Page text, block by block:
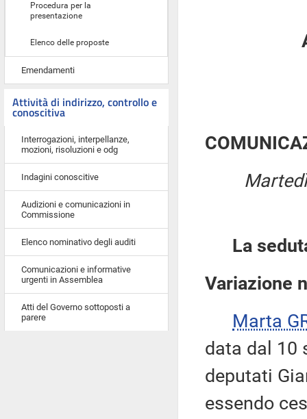
Procedura per la
presentazione
Elenco delle proposte
Emendamenti
Attività di indirizzo, controllo e
conoscitiva
Interrogazioni, interpellanze,
mozioni, risoluzioni e odg
Indagini conoscitive
Audizioni e comunicazioni in
Commissione
Elenco nominativo degli auditi
Comunicazioni e informative
urgenti in Assemblea
Atti del Governo sottoposti a
parere
La
Variazione
Marta
data dal 10
deputati
essendo